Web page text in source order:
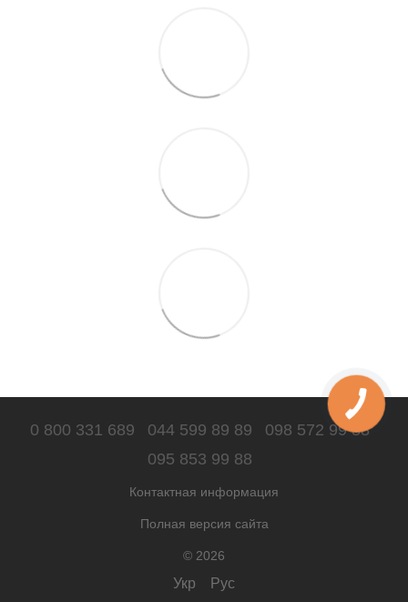
0 800 331 689 044 599 89 89
098 572 99 88
095 853 99 88
Контактная информация
Полная версия сайта
© 2026
Укр Рус